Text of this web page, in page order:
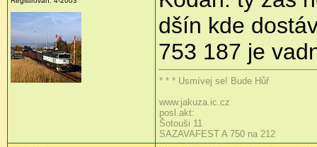
dšín kde
753 187 je
* * * Usmívej se! Bude Hůř
www.jakuza.ic.cz
posl.akt:
Šotouši 11
SAZAVAFEST A 750 na 212